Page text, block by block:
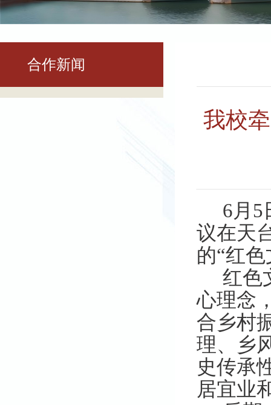
合作新闻
我校
6月5
议在天
的“红
红色
心理念
合乡村
理、乡
史传承
居宜业